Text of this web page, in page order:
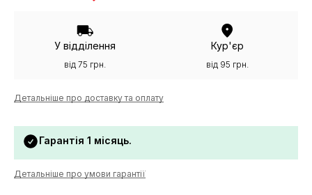
У відділення
від 75 грн.
Кур'єр
від 95 грн.
Детальніше про доставку та оплату
Гарантія 1 місяць.
Детальніше про умови гарантії